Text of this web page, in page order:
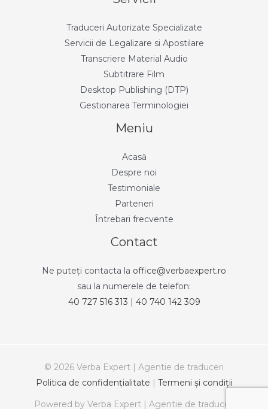
Traduceri Autorizate Specializate
Servicii de Legalizare si Apostilare
Transcriere Material Audio
Subtitrare Film
Desktop Publishing (DTP)
Gestionarea Terminologiei
Meniu
Acasă
Despre noi
Testimoniale
Parteneri
Întrebari frecvente
Contact
Ne puteți contacta la office@verbaexpert.ro
sau la numerele de telefon:
40 727 516 313
40 740 142 309
© 2026 Verba Expert | Agentie de traduceri
Politica de confidenţialitate
Termeni şi condiţii
Powered by Verba Expert | Agentie de traduceri